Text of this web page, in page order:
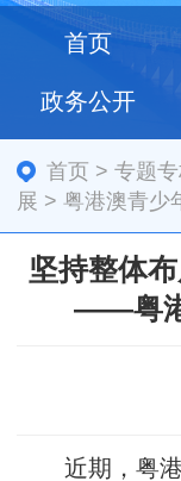
首页
政务公开
首页 >专题
展 > 粤港澳青少
坚持整体
——粤港
近期，粤港